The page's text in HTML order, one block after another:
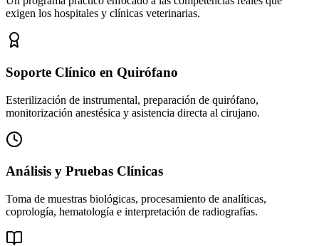
exigen los hospitales y clínicas veterinarias.
Soporte Clínico en Quirófano
Esterilización de instrumental, preparación de quirófano,
monitorización anestésica y asistencia directa al cirujano.
Análisis y Pruebas Clínicas
Toma de muestras biológicas, procesamiento de analíticas,
coprología, hematología e interpretación de radiografías.